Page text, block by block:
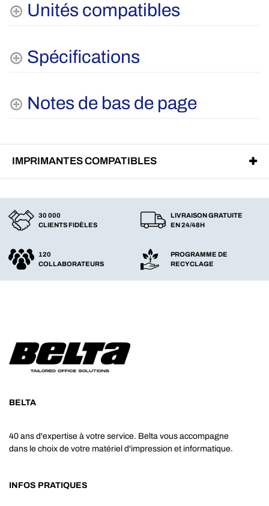
Unités compatibles
Spécifications
Notes de bas de page
IMPRIMANTES COMPATIBLES
30 000
CLIENTS FIDÈLES
LIVRAISON GRATUITE
EN 24/48H
120
COLLABORATEURS
PROGRAMME DE
RECYCLAGE
BELTA
40 ans d'expertise à votre service. Belta vous accompagne
dans le choix de votre matériel d'impression et informatique.
INFOS PRATIQUES